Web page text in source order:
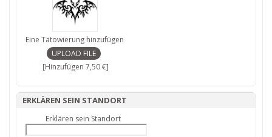
Eine Tätowierung hinzufügen
[Hinzufügen 7,50 €]
ERKLÄREN SEIN STANDORT
Erklären sein Standort